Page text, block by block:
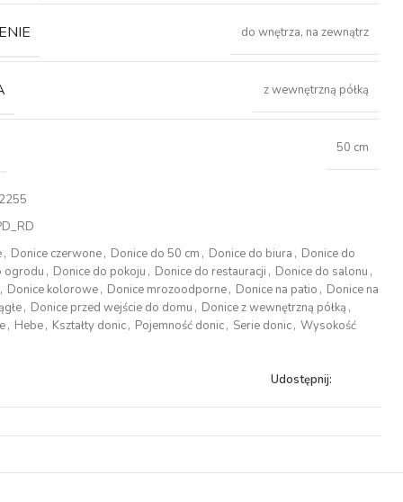
do wnętrza, na zewnątrz
z wewnętrzną półką
50 cm
, Donice czerwone, Donice do 50 cm , Donice do biura , Donice do
ogrodu , Donice do pokoju , Donice do restauracji , Donice do salonu ,
, Donice kolorowe, Donice mrozoodporne, Donice na patio , Donice na
, Donice przed wejście do domu , Donice z wewnętrzną półką ,
, Hebe, Kształty donic, Pojemność donic, Serie donic, Wysokość
Udostępnij: